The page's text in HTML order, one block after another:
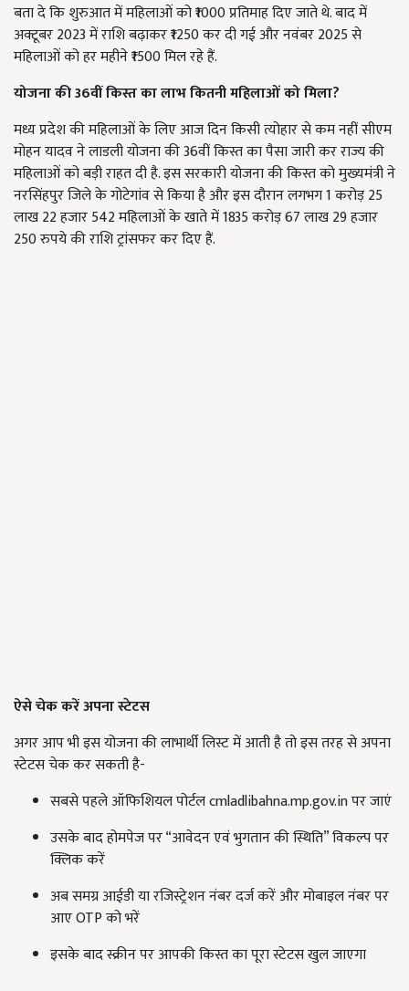
बता दे कि शुरुआत में महिलाओं को ₹1000 प्रतिमाह दिए जाते थे. बाद में
अक्टूबर 2023 में राशि बढ़ाकर ₹1250 कर दी गई और नवंबर 2025 से
महिलाओं को हर महीने ₹1500 मिल रहे हैं.
योजना की 36वीं किस्त का लाभ कितनी महिलाओं को मिला?
मध्य प्रदेश की महिलाओं के लिए आज दिन किसी त्योहार से कम नहीं सीएम
मोहन यादव ने लाडली योजना की 36वीं किस्त का पैसा जारी कर राज्य की
महिलाओं को बड़ी राहत दी है. इस सरकारी योजना की किस्त को मुख्यमंत्री ने
नरसिंहपुर जिले के गोटेगांव से किया है और इस दौरान लगभग 1 करोड़ 25
लाख 22 हजार 542 महिलाओं के खाते में 1835 करोड़ 67 लाख 29 हजार
250 रुपये की राशि ट्रांसफर कर दिए हैं.
ऐसे चेक करें अपना स्टेटस
अगर आप भी इस योजना की लाभार्थी लिस्ट में आती है तो इस तरह से अपना
स्टेटस चेक कर सकती है-
सबसे पहले ऑफिशियल पोर्टल cmladlibahna.mp.gov.in पर जाएं
उसके बाद होमपेज पर “आवेदन एवं भुगतान की स्थिति” विकल्प पर
क्लिक करें
अब समग्र आईडी या रजिस्ट्रेशन नंबर दर्ज करें और मोबाइल नंबर पर
आए OTP को भरें
इसके बाद स्क्रीन पर आपकी किस्त का पूरा स्टेटस खुल जाएगा